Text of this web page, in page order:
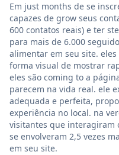
Em just months de se
capazes de grow seus
600 contatos reais) e ter
para mais de 6.000
alimentar em seu site.
forma visual de mostrar
eles são coming to a
parecem na vida real. ele
adequada e perfeita,
experiência no local. na
visitantes que interagiram
se envolveram 2,5 vezes
em seu site.